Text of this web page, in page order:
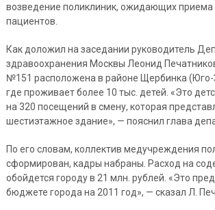
возведение поликлиник, ожидающих приема
пациентов.
Как доложил на заседании руководитель
здравоохранения Москвы Леонид
№151 расположена в районе Щербинка (Юго-
где проживает более 10 тыс. детей. «Это
на 320 посещений в смену, которая
шестиэтажное здание», — пояснил глава
По его словам, коллектив медучреждения
сформирован, кадры набраны. Расход на
обойдется городу в 21 млн. рублей. «Это
бюджете города на 2011 год», — сказал Л.